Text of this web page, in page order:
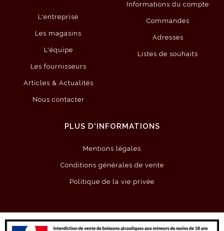
L'entreprise
Les magasins
L'équipe
Les fournisseurs
Articles & Actualités
Nous contacter
Informations du compte
Commandes
Adresses
Listes de souhaits
PLUS D'INFORMATIONS
Mentions légales
Conditions générales de vente
Politique de la vie privée